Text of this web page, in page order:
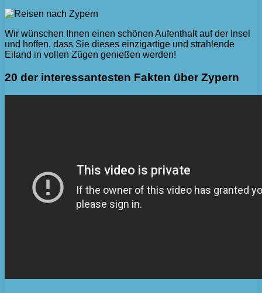
Wir wünschen Ihnen einen schönen Aufenthalt auf der Insel
und hoffen, dass Sie dieses einzigartige und strahlende
Eiland in vollen Zügen genießen werden!
20 der interessantesten Fakten über Zypern